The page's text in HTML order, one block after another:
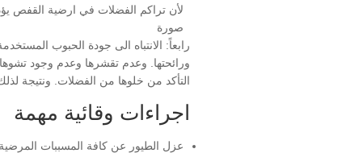
لأن تراكم الفضلات في ارضية القفص
صورة
رابعاً: الانتباه الى جودة الحبوب
ورائحتها. وعدم تقشرها وعدم وجود
التأكد من خلوها من الفضلات. ونتيجة
اجراءات وقائية مهمة
عزل الطيور عن كافة المسببات